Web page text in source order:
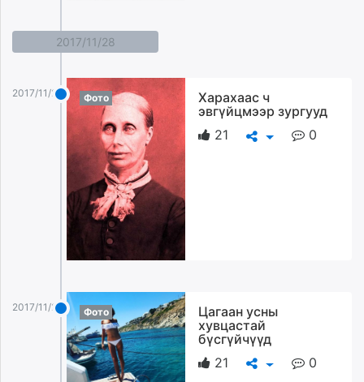
2017/11/28
2017/11/28 Фото
Харахаас ч
эвгүйцмээр зургууд
21
0
2017/11/28 Фото
Цагаан усны
хувцастай
бүсгүйчүүд
21
0